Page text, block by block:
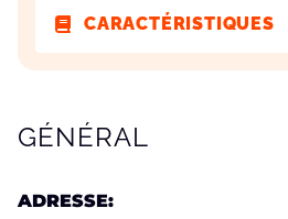
CARACTÉRISTIQUES
CARACTÉRISTIQUES
GÉNÉRAL
ADRESSE: